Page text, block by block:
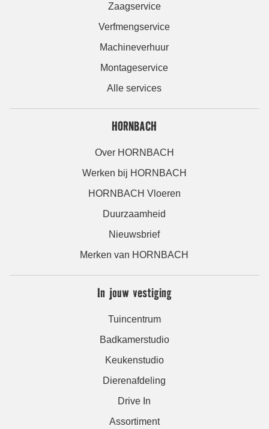
Zaagservice
Verfmengservice
Machineverhuur
Montageservice
Alle services
HORNBACH
Over HORNBACH
Werken bij HORNBACH
HORNBACH Vloeren
Duurzaamheid
Nieuwsbrief
Merken van HORNBACH
In jouw vestiging
Tuincentrum
Badkamerstudio
Keukenstudio
Dierenafdeling
Drive In
Assortiment